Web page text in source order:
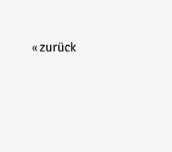
« zurück